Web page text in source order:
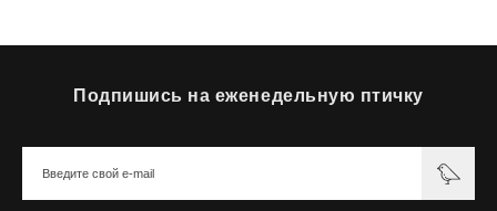
Подпишись на еженедельную птичку